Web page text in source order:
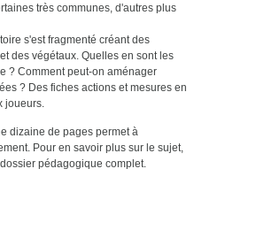
très communes, d'autres plus
s'est fragmenté créant des
des végétaux. Quelles en sont les
? Comment peut-on aménager
? Des fiches actions et mesures en
joueurs.
dizaine de pages permet à
Pour en savoir plus sur le sujet,
pédagogique complet.